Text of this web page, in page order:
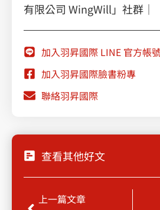
有限公司 WingWill」社群｜
加入羽昇國際 LINE 官方帳
加入羽昇國際臉書粉專
聯絡羽昇國際
查看其他好文
Prev
上一篇文章